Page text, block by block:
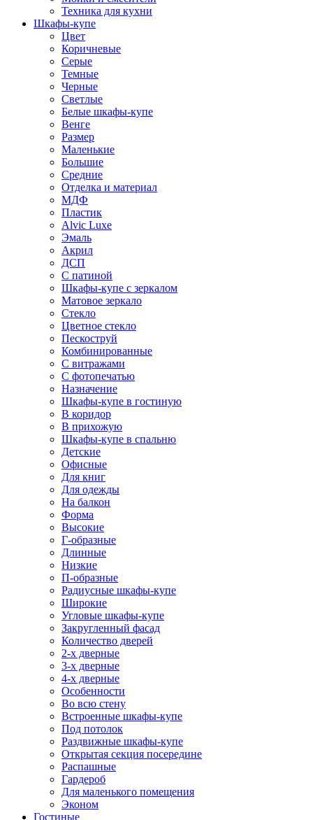
Техника для кухни
Шкафы-купе
Цвет
Коричневые
Серые
Темные
Черные
Светлые
Белые шкафы-купе
Венге
Размер
Маленькие
Большие
Средние
Отделка и материал
МДФ
Пластик
Alvic Luxe
Эмаль
Акрил
ДСП
С патиной
Шкафы-купе с зеркалом
Матовое зеркало
Стекло
Цветное стекло
Пескоструй
Комбинированные
С витражами
С фотопечатью
Назначение
Шкафы-купе в гостиную
В коридор
В прихожую
Шкафы-купе в спальню
Детские
Офисные
Для книг
Для одежды
На балкон
Форма
Высокие
Г-образные
Длинные
Низкие
П-образные
Радиусные шкафы-купе
Широкие
Угловые шкафы-купе
Закругленный фасад
Количество дверей
2-х дверные
3-х дверные
4-х дверные
Особенности
Во всю стену
Встроенные шкафы-купе
Под потолок
Раздвижные шкафы-купе
Открытая секция посередине
Распашные
Гардероб
Для маленького помещения
Эконом
Гостиные